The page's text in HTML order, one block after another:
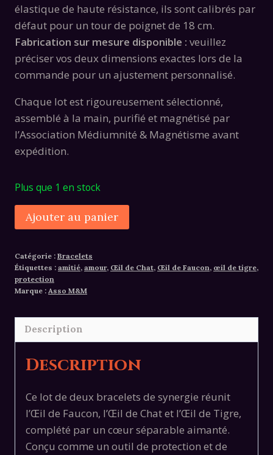
élastique de haute résistance, ils sont calibrés par
défaut pour un tour de poignet de 18 cm.
Fabrication sur mesure disponible : veuillez
préciser vos deux dimensions exactes lors de la
commande pour un ajustement personnalisé.
Chaque lot est rigoureusement sélectionné,
assemblé à la main, purifié et magnétisé par
l’Association Médiumnité & Magnétisme avant
expédition.
Plus que 1 en stock
quantité
de
de
bracelets
de
oeil
de
faucon/chat
tigre
Ajouter au panier
Catégorie : Bracelets
Étiquettes : amitié, amour, Œil de Chat, Œil de Faucon, œil de tigre,
protection
Marque : Asso M&M
Description
Description
Ce lot de deux bracelets de synergie réunit
l’Œil de Faucon, l’Œil de Chat et l’Œil de Tigre,
complété par un cœur séparable aimanté.
Conçu comme un outil de protection et de